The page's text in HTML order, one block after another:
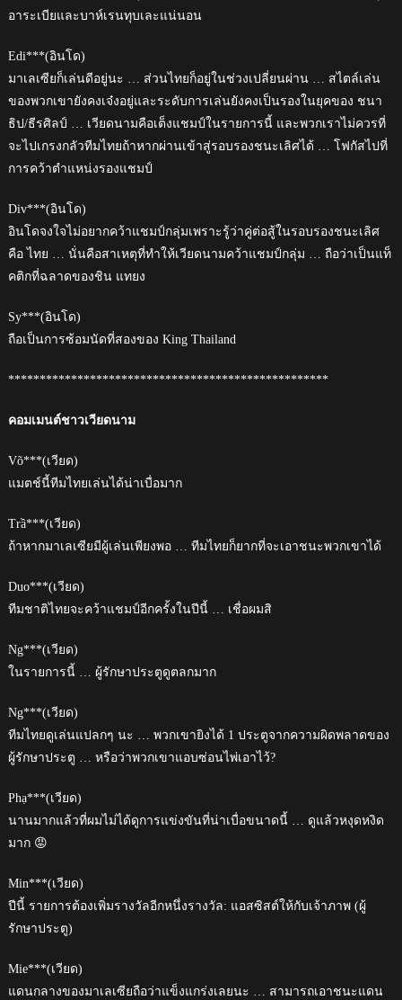
อาระเบียและบาห์เรนทุบเละแน่นอน
Edi***(อินโด)
มาเลเซียก็เล่นดีอยู่นะ … ส่วนไทยก็อยู่ในช่วงเปลี่ยนผ่าน … สไตล์เล่น
ของพวกเขายังคงเจ๋งอยู่และระดับการเล่นยังคงเป็นรองในยุคของ ชนา
ธิป/ธีรศิลป์ … เวียดนามคือเต็งแชมป์ในรายการนี้ และพวกเราไม่ควรที่
จะไปเกรงกลัวทีมไทยถ้าหากผ่านเข้าสู่รอบรองชนะเลิศได้ … โฟกัสไปที่
การคว้าตำแหน่งรองแชมป์
Div***(อินโด)
อินโดจงใจไม่อยากคว้าแชมป์กลุ่มเพราะรู้ว่าคู่ต่อสู้ในรอบรองชนะเลิศ
คือ ไทย … นั่นคือสาเหตุที่ทำให้เวียดนามคว้าแชมป์กลุ่ม … ถือว่าเป็นแท็
คติกที่ฉลาดของชิน แทยง
Sy***(อินโด)
ถือเป็นการซ้อมนัดที่สองของ King Thailand
***************************************************
คอมเมนต์ชาวเวียดนาม
Võ***(เวียด)
แมตช์นี้ทีมไทยเล่นได้น่าเบื่อมาก
Trầ***(เวียด)
ถ้าหากมาเลเซียมีผู้เล่นเพียงพอ … ทีมไทยก็ยากที่จะเอาชนะพวกเขาได้
Duo***(เวียด)
ทีมชาติไทยจะคว้าแชมป์อีกครั้งในปีนี้ … เชื่อผมสิ
Ng***(เวียด)
ในรายการนี้ … ผู้รักษาประตูดูตลกมาก
Ng***(เวียด)
ทีมไทยดูเล่นแปลกๆ นะ … พวกเขายิงได้ 1 ประตูจากความผิดพลาดของ
ผู้รักษาประตู … หรือว่าพวกเขาแอบซ่อนไพ่เอาไว้?
Phạ***(เวียด)
นานมากแล้วที่ผมไม่ได้ดูการแข่งขันที่น่าเบื่อขนาดนี้ … ดูแล้วหงุดหงิด
มาก 😡
Min***(เวียด)
ปีนี้ รายการต้องเพิ่มรางวัลอีกหนึ่งรางวัล: แอสซิสต์ให้กับเจ้าภาพ (ผู้
รักษาประตู)
Mie***(เวียด)
แดนกลางของมาเลเซียถือว่าแข็งแกร่งเลยนะ … สามารถเอาชนะแดน